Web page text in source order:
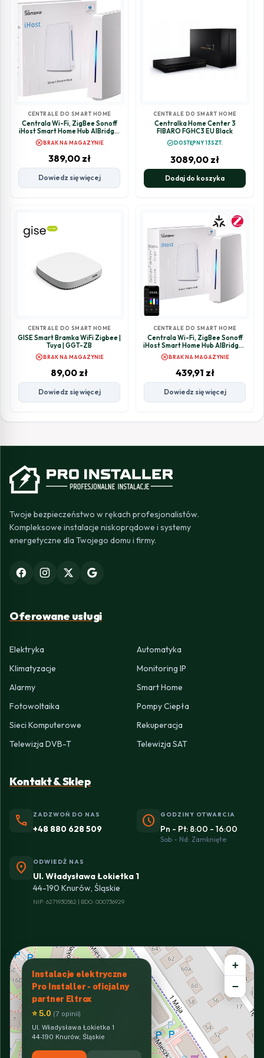
CENTRALE DO SMART HOME
Centrala Wi-Fi, ZigBee Sonoff
iHost Smart Home Hub AIBridge,
2GB RAM
cancelBRAK NA MAGAZYNIE
389,00 zł
Dowiedz się więcej
CENTRALE DO SMART HOME
Centralka Home Center 3
FIBARO FGHC3 EU Black
check_circleDOSTĘPNY 13SZT.
3089,00 zł
Dodaj do koszyka
CENTRALE DO SMART HOME
GISE Smart Bramka WiFi Zigbee |
Tuya | GGT-ZB
cancelBRAK NA MAGAZYNIE
89,00 zł
Dowiedz się więcej
CENTRALE DO SMART HOME
Centrala Wi-Fi, ZigBee Sonoff
iHost Smart Home Hub AIBridge-
26, 4GB RAM
cancelBRAK NA MAGAZYNIE
439,91 zł
Dowiedz się więcej
Twoje bezpieczeństwo w rękach profesjonalistów.
Kompleksowe instalacje niskoprądowe i systemy
energetyczne dla Twojego domu i firmy.
Oferowane usługi
Elektryka
Automatyka
Klimatyzacje
Monitoring IP
Alarmy
Smart Home
Fotowoltaika
Pompy Ciepła
Sieci Komputerowe
Rekuperacja
Telewizja DVB-T
Telewizja SAT
Kontakt & Sklep
phone ZADZWOŃ DO NAS
+48 880 628 509 schedule GODZINY OTWARCIA
Pn - Pt: 8:00 - 16:00
Sob - Nd: Zamknięte
location_on ODWIEDŹ NAS
Ul. Władysława Łokietka 1
44-190 Knurów, Śląskie
NIP: 6271930582 | BDO: 000736929
Instalacje elektryczne
Pro Installer - oficjalny
partner Eltrox
⭐ 5.0 (7 opinii)
Ul. Władysława Łokietka 1
44-190 Knurów, Śląskie
+
−